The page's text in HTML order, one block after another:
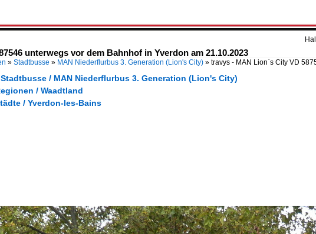
unterwegs vor dem Bahnhof in Yverdon am 21.10.2023
» Stadtbusse » MAN Niederflurbus 3. Generation (Lion's City) » travys - MAN Lion`s City VD
/ MAN Niederflurbus 3. Generation (Lion's City)
/ Waadtland
/ Yverdon-les-Bains